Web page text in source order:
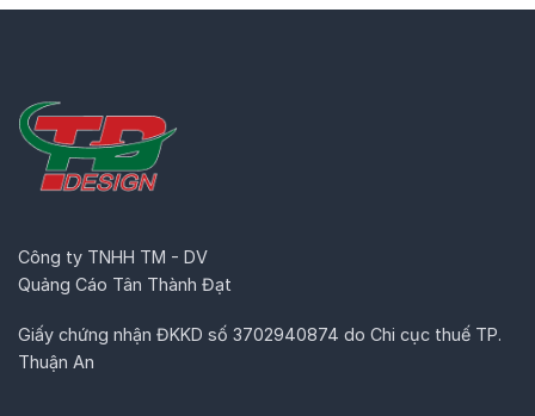
Công ty TNHH TM - DV
Quảng Cáo Tân Thành Đạt
Giấy chứng nhận ĐKKD số 3702940874 do Chi cục thuế TP.
Thuận An